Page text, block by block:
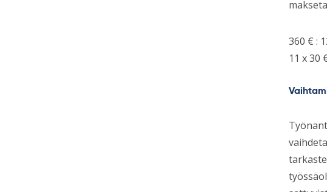
360 € :
11 x 30